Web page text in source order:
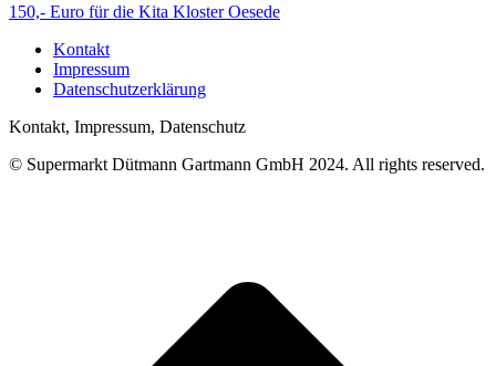
150,- Euro für die Kita Kloster Oesede
Kontakt
Impressum
Datenschutzerklärung
Kontakt, Impressum, Datenschutz
© Supermarkt Dütmann Gartmann GmbH 2024. All rights reserved.